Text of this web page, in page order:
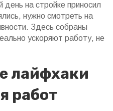
на стройке приносил
нужно смотреть на
Здесь собраны
ускоряют работу, не
лайфхаки
работ